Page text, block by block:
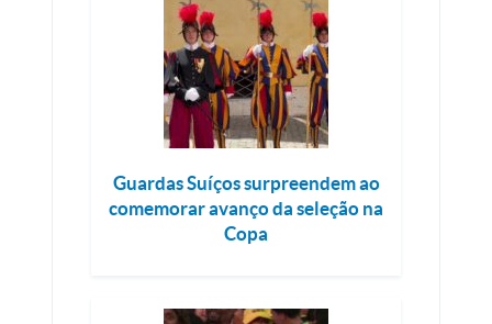
Guardas Suíços surpreendem ao
comemorar avanço da seleção na
Copa